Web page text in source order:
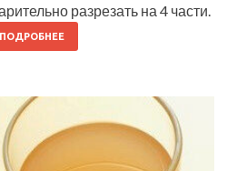
разрезать на 4 части.
ПОДРОБНЕЕ